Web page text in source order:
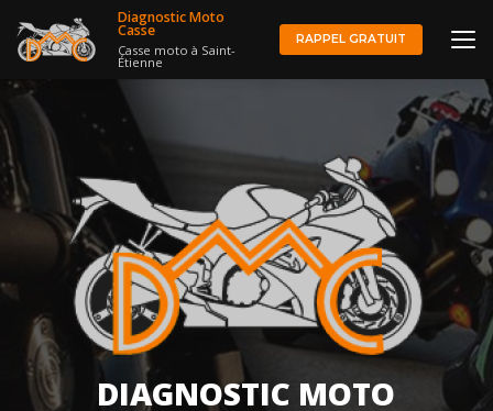
au
contenu
Diagnostic Moto
Casse
Casse moto à Saint-
Étienne
RAPPEL GRATUIT
DIAGNOSTIC MOTO